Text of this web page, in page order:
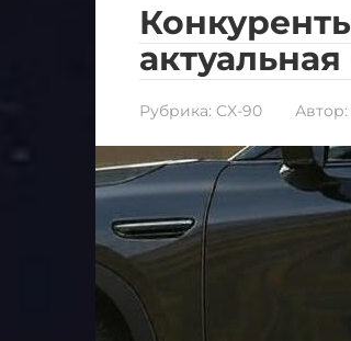
Рубрика: CX-90 Автор: